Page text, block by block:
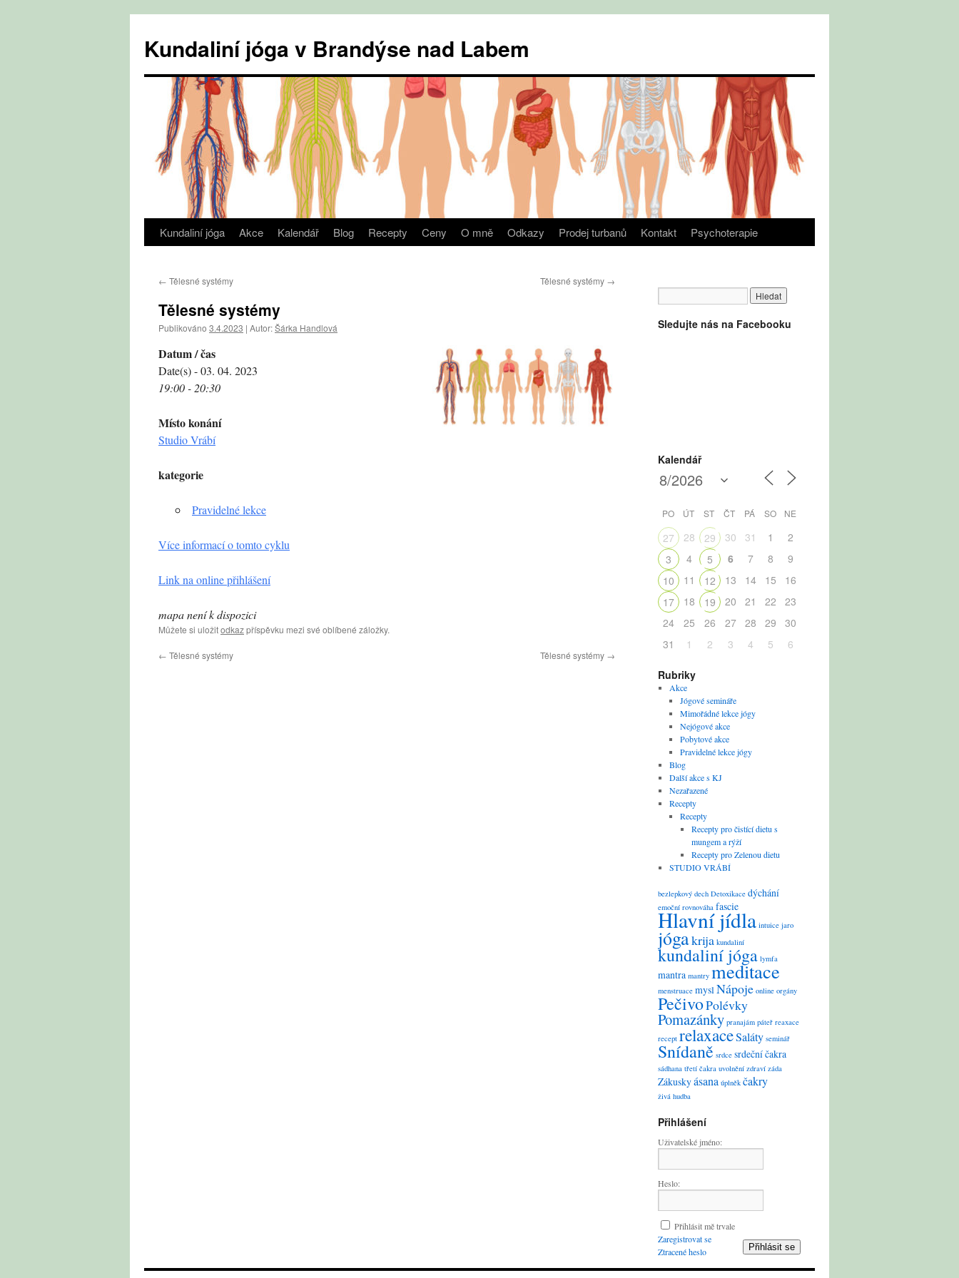
obsahu
webu
Kundaliní jóga v Brandýse nad Labem
Kundaliní jóga Akce Kalendář Blog Recepty Ceny O mně Odkazy Prodej turbanů Kontakt Psychoterapie
← Tělesné systémy Tělesné systémy →
Tělesné systémy
Publikováno 3.4.2023 | Autor:Šárka Handlová
Datum / čas
Date(s) - 03. 04. 2023
19:00 - 20:30
Místo konání
Studio Vrábí
kategorie
Pravidelné lekce
Více informací o tomto cyklu
Link na online přihlášení
mapa není k dispozici
Můžete si uložitodkazpříspěvku mezi své oblíbené záložky.
← Tělesné systémy Tělesné systémy →
Sledujte nás na Facebooku
Kalendář
PO ÚT ST ČT PÁ SO NE
27 28 29 30 31 1
2
3
4 5 6 7 8
9
10
11 12 13 14 15
16
17
18 19 20 21 22
23
24
25 26 27 28 29
30
31
1 2 3 4 5 6
Rubriky
Akce
Jógové semináře
Mimořádné lekce jógy
Nejógové akce
Pobytové akce
Pravidelné lekce jógy
Blog
Další akce s KJ
Nezařazené
Recepty
Recepty
Recepty pro čistící dietu s
mungem a rýží
Recepty pro Zelenou dietu
STUDIO VRÁBÍ
bezlepkový dech Detoxikace dýchání
emoční rovnováha fascie
Hlavní jídla intuice jaro
jógakrija kundaliní
kundaliní jóga lymfa
mantra mantry meditace
menstruace myslNápoje online orgány
PečivoPolévky
Pomazánky pranajám páteř reaxace
recept relaxaceSaláty seminář
Snídaně srdce srdeční čakra
sádhana třetí čakra uvolnění zdraví záda
Zákuskyásana úplněk čakry
živá hudba
Přihlášení
Uživatelské jméno:
Heslo:
Přihlásit mě trvale
Přihlásit se
Zaregistrovat se
Ztracené heslo